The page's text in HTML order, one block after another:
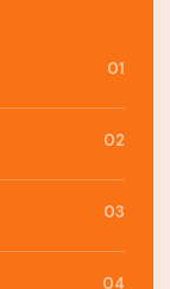
01
02
03
04